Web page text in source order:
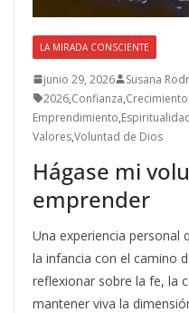
LA MIRADA CONSCIENTE
junio 29, 2026 Susana
2026,Confianza,
Emprendimiento,
Valores,Voluntad de Dios
Hágase mi
emprender
Una experiencia personal
la infancia con el camino
reflexionar sobre la fe, la
mantener viva la